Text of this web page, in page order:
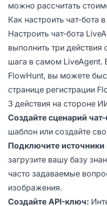
можно рассчитать
Как настроить чат-бота
Настроить чат-бота
выполнить три
шага в самом LiveAgent.
FlowHunt, вы можете
странице регистрации
3 действия на стороне
Создайте сценарий чат-
шаблон или создайте
Подключите источники
загрузите вашу базу
часто задаваемые
изображения.
Создайте API-ключ: